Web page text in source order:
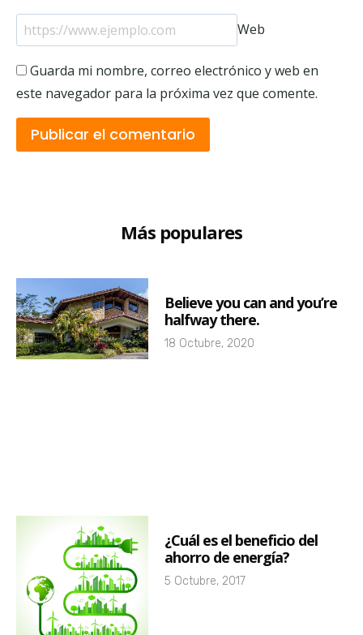
Web
Guarda mi nombre, correo electrónico y web en
este navegador para la próxima vez que comente.
Más populares
Believe you can and you’re
halfway there.
18 Octubre, 2020
¿Cuál es el beneficio del
ahorro de energía?
5 Octubre, 2017